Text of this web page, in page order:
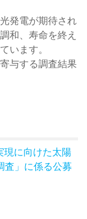
発電が期待され
和、寿命を終え
います。
与する調査結果
現に向けた太陽
査」に係る公募